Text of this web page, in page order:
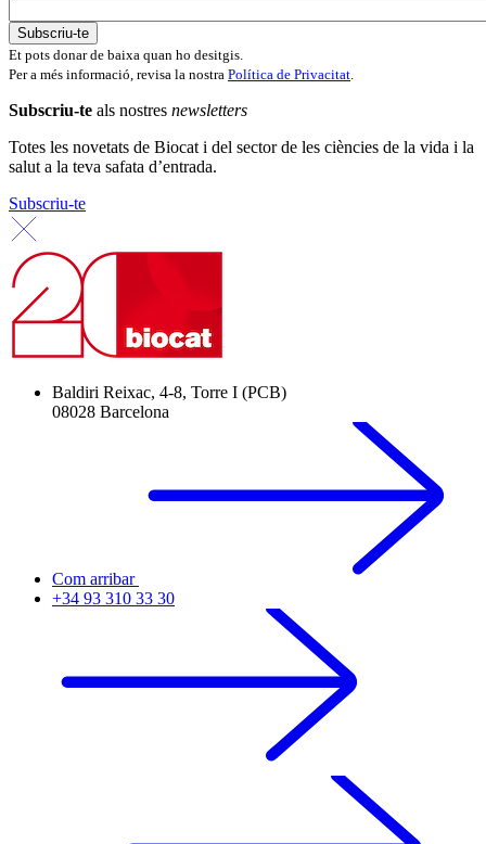
Et pots donar de baixa quan ho desitgis.
Per a més informació, revisa la nostra Política de Privacitat.
Subscriu-te als nostres newsletters
Totes les novetats de Biocat i del sector de les ciències de la vida i la
salut a la teva safata d’entrada.
Subscriu-te
Baldiri Reixac, 4-8, Torre I (PCB)
08028 Barcelona
Com arribar
+34 93 310 33 30